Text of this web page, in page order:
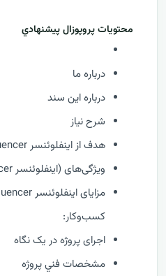
محتويات پروپوزال پيشنهادي
درباره ما
درباره این سند
شرح نیاز
هدف از اینفلوئنسر Influencer
ویژگی‌های (اینفلوئنسر Influencer)
کسب‌وکار:
اجرای پروژه در یک نگاه
مشخصات فني پروژه